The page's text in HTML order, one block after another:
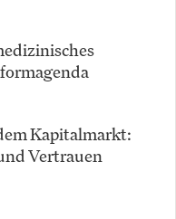
Kapitalmarkt:
Vertrauen